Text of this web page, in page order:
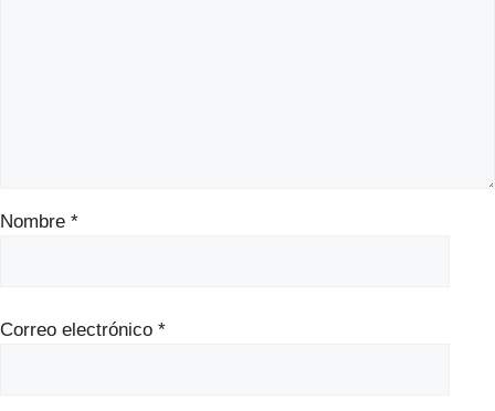
Nombre *
Correo electrónico *